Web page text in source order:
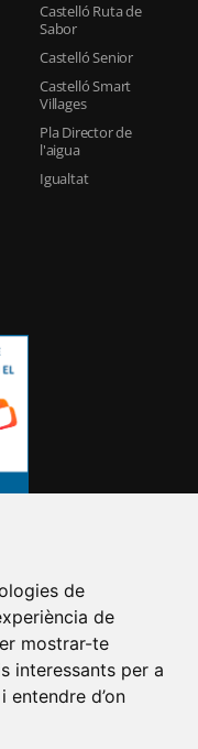
de
de
mostrar-te
interessants per a
d’on
Castelló Ruta de
Sabor
Castelló Senior
Castelló Smart
Villages
Pla Director de
l'aigua
Igualtat